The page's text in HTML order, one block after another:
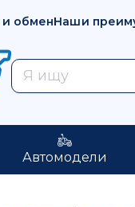
и обменНаши
Автомодели